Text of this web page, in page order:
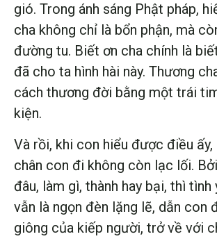
gió. Trong ánh sáng Phật pháp,
cha không chỉ là bổn phận, mà
đường tu. Biết ơn cha chính là
đã cho ta hình hài này. Thương
cách thương đời bằng một trái
kiện.
Và rồi, khi con hiểu được điều
chân con đi không còn lạc lối.
đâu, làm gì, thành hay bại, thì tình
vẫn là ngọn đèn lặng lẽ, dẫn con
giông của kiếp người, trở về với